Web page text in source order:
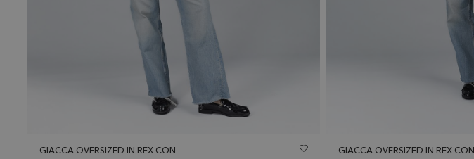
GIACCA OVERSIZED IN REX CON GIACCA OVERSIZED IN REX CON